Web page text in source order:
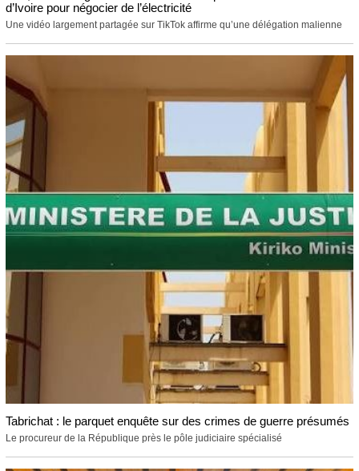
d’Ivoire pour négocier de l’électricité
Une vidéo largement partagée sur TikTok affirme qu’une délégation malienne
Tabrichat : le parquet enquête sur des crimes de guerre présumés
Le procureur de la République près le pôle judiciaire spécialisé